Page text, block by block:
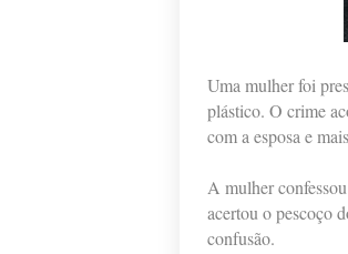
Uma mulher foi
plástico. O crime
com a esposa e
A mulher
acertou o pescoço
confusão.